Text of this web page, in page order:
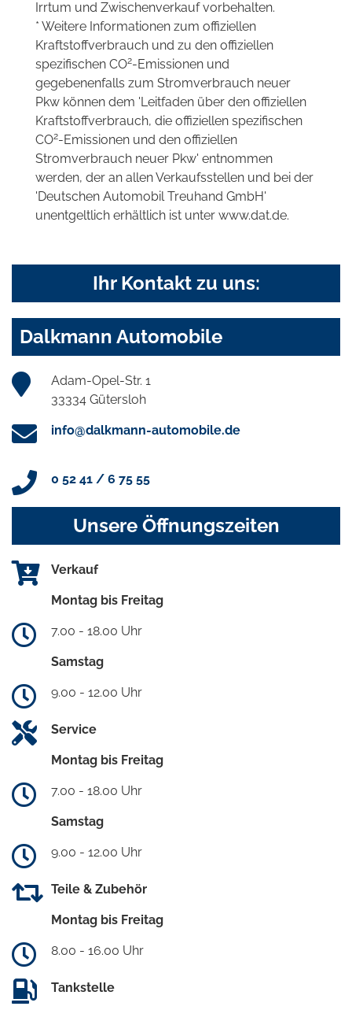
Irrtum und Zwischenverkauf vorbehalten.
* Weitere Informationen zum offiziellen
Kraftstoffverbrauch und zu den offiziellen
spezifischen CO2-Emissionen und
gegebenenfalls zum Stromverbrauch neuer
Pkw können dem 'Leitfaden über den offiziellen
Kraftstoffverbrauch, die offiziellen spezifischen
CO2-Emissionen und den offiziellen
Stromverbrauch neuer Pkw' entnommen
werden, der an allen Verkaufsstellen und bei der
'Deutschen Automobil Treuhand GmbH'
unentgeltlich erhältlich ist unter www.dat.de.
Ihr Kontakt zu uns:
Dalkmann Automobile
Adam-Opel-Str. 1
33334 Gütersloh
info@dalkmann-automobile.de
0 52 41 / 6 75 55
Unsere Öffnungszeiten
Verkauf
Montag bis Freitag
7.00 - 18.00 Uhr
Samstag
9.00 - 12.00 Uhr
Service
Montag bis Freitag
7.00 - 18.00 Uhr
Samstag
9.00 - 12.00 Uhr
Teile & Zubehör
Montag bis Freitag
8.00 - 16.00 Uhr
Tankstelle